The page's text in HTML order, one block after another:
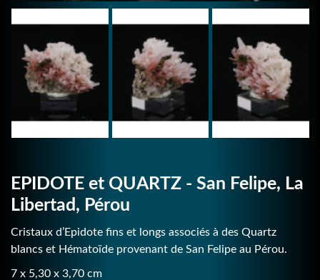
EPIDOTE et QUARTZ - San Felipe, La
Libertad, Pérou
Cristaux d’Epidote fins et longs associés à des Quartz
blancs et Hématoïde provenant de San Felipe au Pérou.
7 x 5,30 x 3,70 cm